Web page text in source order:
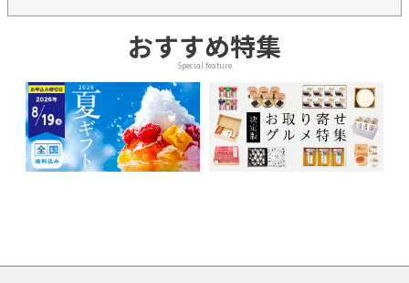
おすすめ特集
Special feature